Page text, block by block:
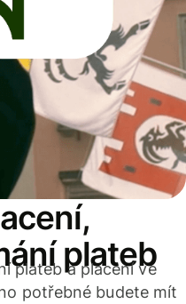
plateb
plateb a placení ve
potřebné budete mít